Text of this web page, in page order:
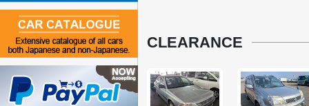
CLEARANCE